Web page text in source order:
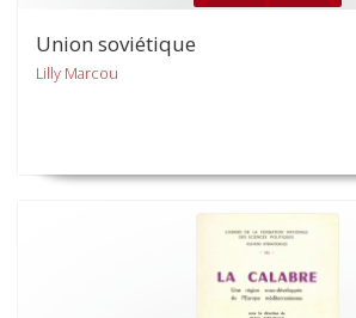
Union soviétique
Lilly Marcou